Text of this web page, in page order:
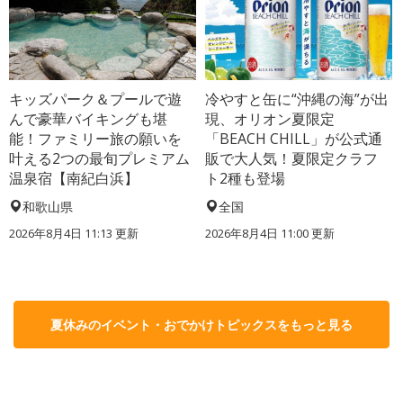
キッズパーク＆プールで遊
んで豪華バイキングも堪
能！ファミリー旅の願いを
叶える2つの最旬プレミアム
温泉宿【南紀白浜】
和歌山県
2026年8月4日 11:13 更新
冷やすと缶に“沖縄の海”が出
現、オリオン夏限定
「BEACH CHILL」が公式通
販で大人気！夏限定クラフ
ト2種も登場
全国
2026年8月4日 11:00更新
夏休みのイベント・おでかけトピックスをもっと見る